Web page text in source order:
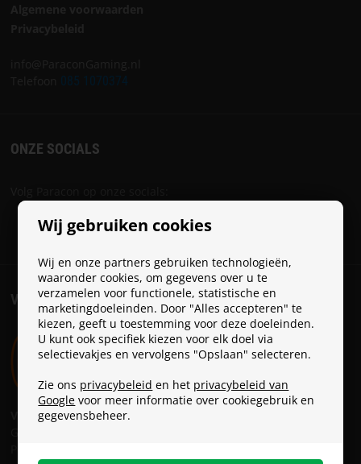
Wij gebruiken cookies
Wij en onze partners gebruiken technologieën,
waaronder cookies, om gegevens over u te
verzamelen voor functionele, statistische en
marketingdoeleinden. Door "Alles accepteren" te
kiezen, geeft u toestemming voor deze doeleinden.
U kunt ook specifiek kiezen voor elk doel via
selectievakjes en vervolgens "Opslaan" selecteren.
Zie ons privacybeleid en het privacybeleid van
Google voor meer informatie over cookiegebruik en
gegevensbeheer.
085 1070374
ONZE SOCIALS
VERZENDKOSTEN
Verzendkosten: